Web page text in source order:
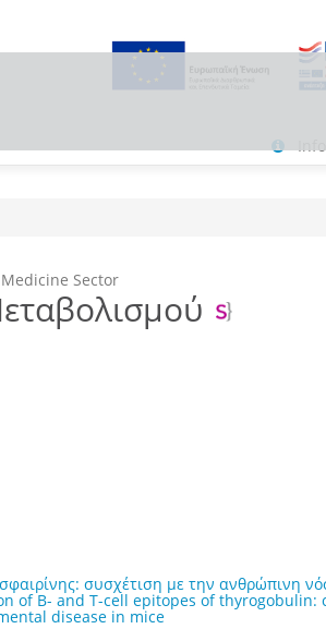
Sector
συσχέτιση με την ανθρώπινη
of B- and T-cell epitopes of
disease in mice